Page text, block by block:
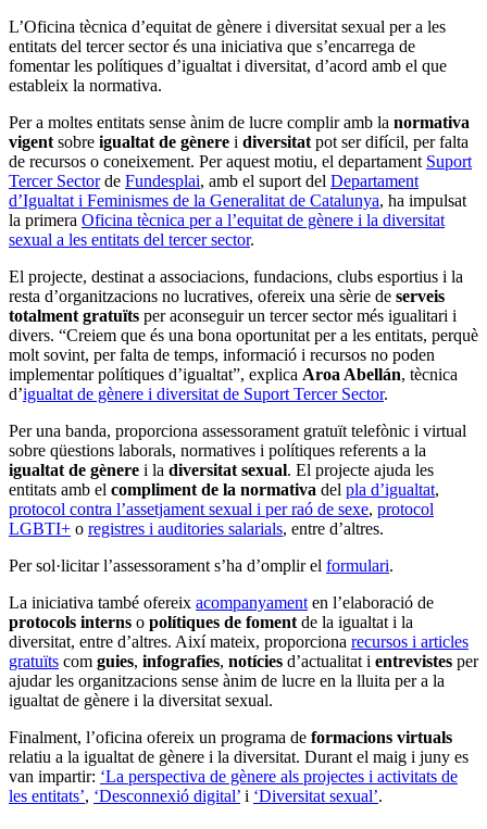
L’Oficina tècnica d’equitat de gènere i diversitat sexual per a les
entitats del tercer sector és una iniciativa que s’encarrega de
fomentar les polítiques d’igualtat i diversitat, d’acord amb el que
estableix la normativa.
Per a moltes entitats sense ànim de lucre complir amb la normativa
vigent sobre igualtat de gènere i diversitat pot ser difícil, per falta
de recursos o coneixement. Per aquest motiu, el departament Suport
Tercer Sectorde Fundesplai, amb el suport del Departament
d’Igualtat i Feminismes de la Generalitat de Catalunya, ha impulsat
la primera Oficina tècnica per a l’equitat de gènere i la diversitat
sexual a les entitats del tercer sector.
El projecte, destinat a associacions, fundacions, clubs esportius i la
resta d’organitzacions no lucratives, ofereix una sèrie de serveis
totalment gratuïts per aconseguir un tercer sector més igualitari i
divers. “Creiem que és una bona oportunitat per a les entitats, perquè
molt sovint, per falta de temps, informació i recursos no poden
implementar polítiques d’igualtat”, explica Aroa Abellán, tècnica
d’igualtat de gènere i diversitat de Suport Tercer Sector.
Per una banda, proporciona assessorament gratuït telefònic i virtual
sobre qüestions laborals, normatives i polítiques referents a la
igualtat de gènere i la diversitat sexual. El projecte ajuda les
entitats amb el compliment de la normativa del pla d’igualtat,
protocol contra l’assetjament sexual i per raó de sexe, protocol
LGBTI+ o registres i auditories salarials, entre d’altres.
Per sol·licitar l’assessorament s’ha d’omplir el formulari.
La iniciativa també ofereix acompanyament en l’elaboració de
protocols interns o polítiques de foment de la igualtat i la
diversitat, entre d’altres. Així mateix, proporciona recursos i articles
gratuïts com guies, infografies, notícies d’actualitat i entrevistes per
ajudar les organitzacions sense ànim de lucre en la lluita per a la
igualtat de gènere i la diversitat sexual.
Finalment, l’oficina ofereix un programa de formacions virtuals
relatiu a la igualtat de gènere i la diversitat. Durant el maig i juny es
van impartir: ‘La perspectiva de gènere als projectes i activitats de
les entitats’, ‘Desconnexió digital’ i ‘Diversitat sexual’.